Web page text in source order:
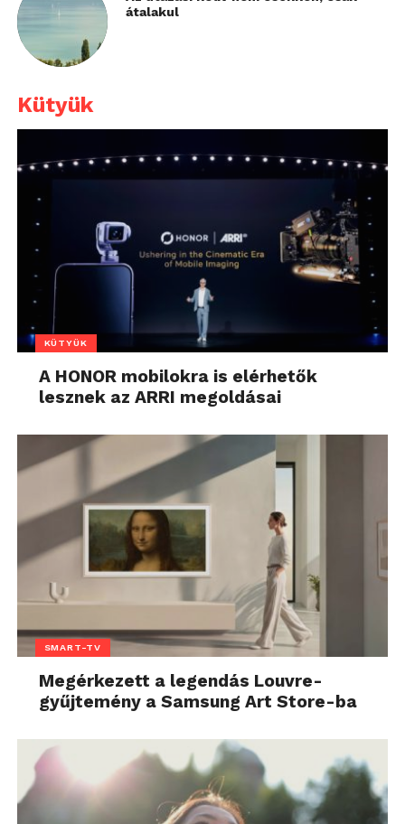
átalakul
Kütyük
KÜTYÜK
A HONOR mobilokra is elérhetők
lesznek az ARRI megoldásai
SMART-TV
Megérkezett a legendás Louvre-
gyűjtemény a Samsung Art Store-ba